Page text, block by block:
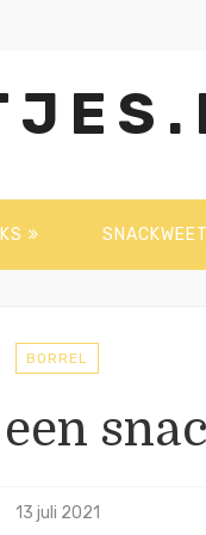
BORREL
13 juli 2021